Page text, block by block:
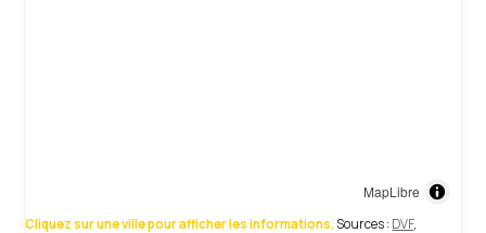
MapLibre
Cliquez sur une ville pour afficher les informations. Sources : DVF,